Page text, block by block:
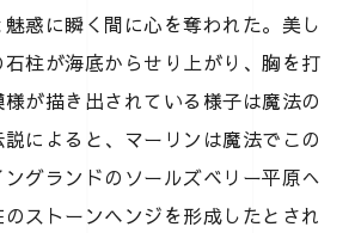
惑に瞬く間に心を奪われた。美し
石柱が海底からせり上がり、胸を打
が描き出されている様子は魔法の
によると、マーリンは魔法でこの
グランドのソールズベリー平原へ
ストーンヘンジを形成したとされ